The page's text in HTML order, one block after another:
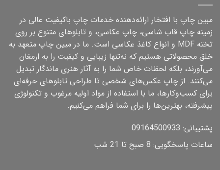
مبین چاپ با افتخار ارائه‌دهنده خدمات چاپ باکیفیت عالی در
زمینه چاپ قاب شاسی، چاپ عکاسی، و تابلوهای متنوع بر روی
تخته MDF و انواع کاغذ عکاسی است. ما در مبین چاپ متعهد به
خلق محصولاتی هستیم که نه‌تنها زیبایی و کیفیت را به ارمغان
می‌آورند، بلکه لحظات خاص شما را به آثار هنری ماندگار تبدیل
می‌کنند. از چاپ عکس‌های شخصی تا طراحی تابلوهای حرفه‌ای
برای کسب‌وکارها، ما با استفاده از مواد اولیه مرغوب و تکنولوژی
پیشرفته، بهترین‌ها را برای شما فراهم می‌کنیم.
پشتیبانی: 09164500933
ساعات پاسخگویی: 8 صبح تا 21 شب